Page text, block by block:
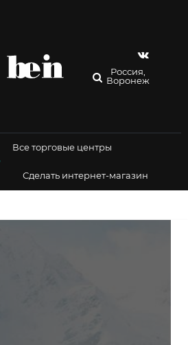
Россия,
Воронеж
Все торговые центры
Сделать интернет-магазин